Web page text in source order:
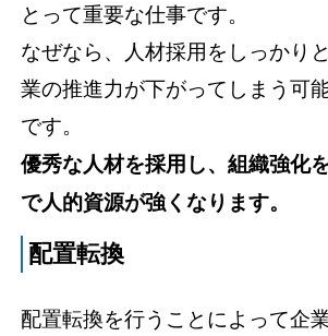
とって重要な仕事です。
なぜなら、人材採用をしっかり
業の推進力が下がってしまう可
です。
優秀な人材を採用し、組織強化
で人的資源が強くなります。
配置転換
配置転換を行うことによって企